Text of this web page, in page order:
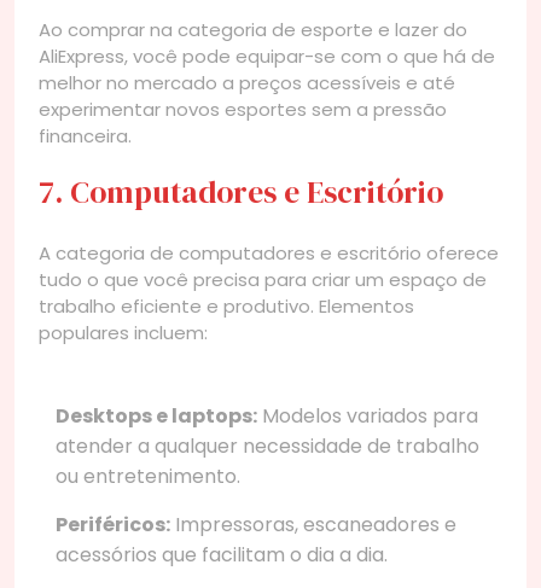
Ao comprar na categoria de esporte e lazer do
AliExpress, você pode equipar-se com o que há de
melhor no mercado a preços acessíveis e até
experimentar novos esportes sem a pressão
financeira.
7. Computadores e Escritório
A categoria de computadores e escritório oferece
tudo o que você precisa para criar um espaço de
trabalho eficiente e produtivo. Elementos
populares incluem:
Desktops e laptops: Modelos variados para
atender a qualquer necessidade de trabalho
ou entretenimento.
Periféricos: Impressoras, escaneadores e
acessórios que facilitam o dia a dia.